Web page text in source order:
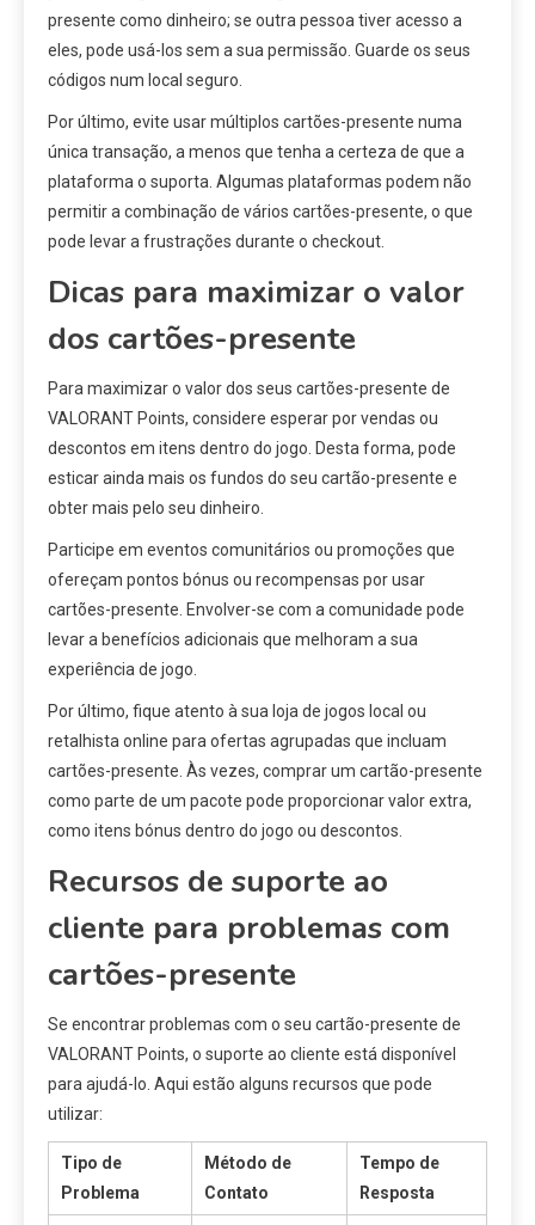
presente como dinheiro; se outra pessoa tiver acesso a
eles, pode usá-los sem a sua permissão. Guarde os seus
códigos num local seguro.
Por último, evite usar múltiplos cartões-presente numa
única transação, a menos que tenha a certeza de que a
plataforma o suporta. Algumas plataformas podem não
permitir a combinação de vários cartões-presente, o que
pode levar a frustrações durante o checkout.
Dicas para maximizar o valor
dos cartões-presente
Para maximizar o valor dos seus cartões-presente de
VALORANT Points, considere esperar por vendas ou
descontos em itens dentro do jogo. Desta forma, pode
esticar ainda mais os fundos do seu cartão-presente e
obter mais pelo seu dinheiro.
Participe em eventos comunitários ou promoções que
ofereçam pontos bónus ou recompensas por usar
cartões-presente. Envolver-se com a comunidade pode
levar a benefícios adicionais que melhoram a sua
experiência de jogo.
Por último, fique atento à sua loja de jogos local ou
retalhista online para ofertas agrupadas que incluam
cartões-presente. Às vezes, comprar um cartão-presente
como parte de um pacote pode proporcionar valor extra,
como itens bónus dentro do jogo ou descontos.
Recursos de suporte ao
cliente para problemas com
cartões-presente
Se encontrar problemas com o seu cartão-presente de
VALORANT Points, o suporte ao cliente está disponível
para ajudá-lo. Aqui estão alguns recursos que pode
utilizar:
Tipo de
Problema
Método de
Contato
Tempo de
Resposta